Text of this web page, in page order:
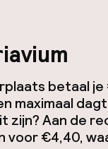
betaal je
maximaal
zijn? Aan de
voor €4,40,